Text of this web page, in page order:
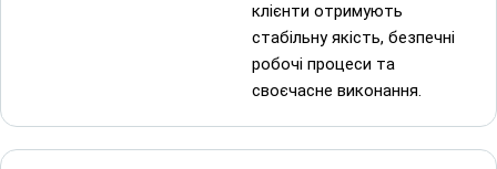
клієнти отримують
стабільну якість, безпечні
робочі процеси та
своєчасне виконання.